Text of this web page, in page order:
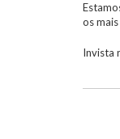
os
Invista